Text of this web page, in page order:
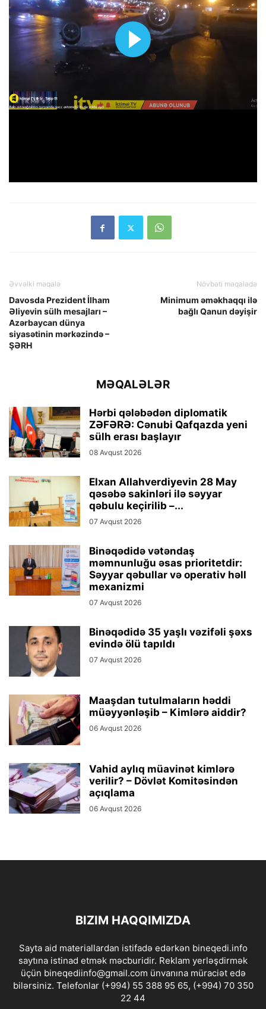
Əvvəlki məqalə
Davosda Prezident İlham
Əliyevin sülh mesajları –
Azərbaycan dünya
siyasətinin mərkəzində –
ŞƏRH
Növbəti məqalədə
Minimum əməkhaqqı ilə
bağlı Qanun dəyişir
MƏQALƏLƏR
Hərbi qələbədən diplomatik
ZƏFƏRƏ: Cənubi Qafqazda yeni
sülh erası başlayır
08 Avqust 2026
Elxan Allahverdiyevin 28 May
qəsəbə sakinləri ilə səyyar
qəbulu keçirilib –...
07 Avqust 2026
Binəqədidə vətəndaş
məmnunluğu əsas prioritetdir:
Səyyar qəbullar və operativ həll
mexanizmi
07 Avqust 2026
Binəqədidə 35 yaşlı vəzifəli şəxs
evində ölü tapıldı
07 Avqust 2026
Maaşdan tutulmaların həddi
müəyyənləşib – Kimlərə aiddir?
06 Avqust 2026
Vahid aylıq müavinət kimlərə
verilir? – Dövlət Komitəsindən
açıqlama
06 Avqust 2026
BIZIM HAQQIMIZDA
Sayta aid materiallardan istifadə edərkən bineqedi.info
saytına istinad etmək məcburidir. Reklam yerləşdirmək
üçün bineqediinfo@gmail.com ünvanına müraciət edə
bilərsiniz. Telefonlar (+994) 55 388 95 65, (+994) 70 350
22 44